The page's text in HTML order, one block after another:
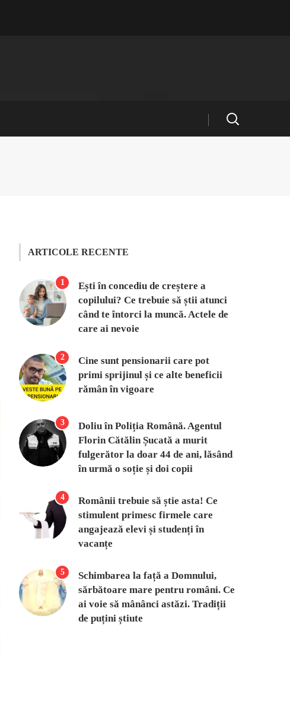
ARTICOLE RECENTE
1
Ești în concediu de creștere a
copilului? Ce trebuie să știi atunci
când te întorci la muncă. Actele de
care ai nevoie
2
Cine sunt pensionarii care pot
primi sprijinul și ce alte beneficii
rămân în vigoare
3
Doliu în Poliția Română. Agentul
Florin Cătălin Șucată a murit
fulgerător la doar 44 de ani, lăsând
în urmă o soție și doi copii
4
Românii trebuie să știe asta! Ce
stimulent primesc firmele care
angajează elevi și studenți în
vacanțe
5
Schimbarea la față a Domnului,
sărbătoare mare pentru români. Ce
ai voie să mânânci astăzi. Tradiții
de puțini știute